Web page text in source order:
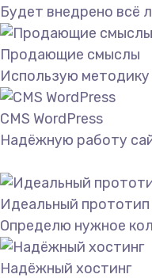
Будет внедрено всё
Продающие смыслы
Использую методику
CMS WordPress
Надёжную работу
Идеальный прототип
Определю нужное
Надёжный хостинг